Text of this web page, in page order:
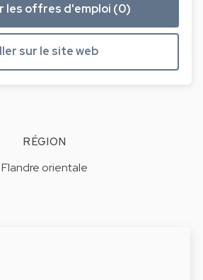
les offres d'emploi (0)
sur le site web
RÉGION
Flandre orientale